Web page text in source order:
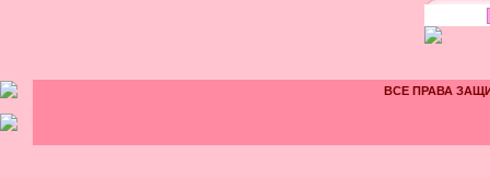
ВСЕ ПРАВА